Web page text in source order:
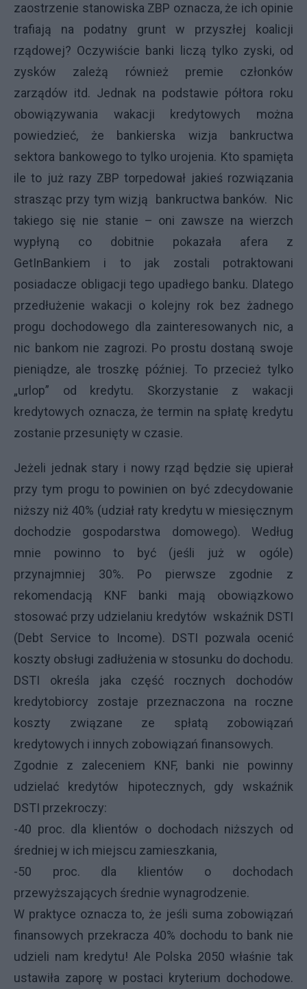
zaostrzenie stanowiska ZBP oznacza, że ich opinie
trafiają na podatny grunt w przyszłej koalicji
rządowej? Oczywiście banki liczą tylko zyski, od
zysków zależą również premie członków
zarządów itd. Jednak na podstawie półtora roku
obowiązywania wakacji kredytowych można
powiedzieć, że bankierska wizja bankructwa
sektora bankowego to tylko urojenia. Kto spamięta
ile to już razy ZBP torpedował jakieś rozwiązania
strasząc przy tym wizją bankructwa banków. Nic
takiego się nie stanie – oni zawsze na wierzch
wypłyną co dobitnie pokazała afera z
GetInBankiem i to jak zostali potraktowani
posiadacze obligacji tego upadłego banku. Dlatego
przedłużenie wakacji o kolejny rok bez żadnego
progu dochodowego dla zainteresowanych nic, a
nic bankom nie zagrozi. Po prostu dostaną swoje
pieniądze, ale troszkę później. To przecież tylko
„urlop” od kredytu. Skorzystanie z wakacji
kredytowych oznacza, że termin na spłatę kredytu
zostanie przesunięty w czasie.
Jeżeli jednak stary i nowy rząd będzie się upierał
przy tym progu to powinien on być zdecydowanie
niższy niż 40% (udział raty kredytu w miesięcznym
dochodzie gospodarstwa domowego). Według
mnie powinno to być (jeśli już w ogóle)
przynajmniej 30%. Po pierwsze zgodnie z
rekomendacją KNF banki mają obowiązkowo
stosować przy udzielaniu kredytów wskaźnik DSTI
(Debt Service to Income). DSTI pozwala ocenić
koszty obsługi zadłużenia w stosunku do dochodu.
DSTI określa jaka część rocznych dochodów
kredytobiorcy zostaje przeznaczona na roczne
koszty związane ze spłatą zobowiązań
kredytowych i innych zobowiązań finansowych.
Zgodnie z zaleceniem KNF, banki nie powinny
udzielać kredytów hipotecznych, gdy wskaźnik
DSTI przekroczy:
-40 proc. dla klientów o dochodach niższych od
średniej w ich miejscu zamieszkania,
-50 proc. dla klientów o dochodach
przewyższających średnie wynagrodzenie.
W praktyce oznacza to, że jeśli suma zobowiązań
finansowych przekracza 40% dochodu to bank nie
udzieli nam kredytu! Ale Polska 2050 właśnie tak
ustawiła zaporę w postaci kryterium dochodowe.